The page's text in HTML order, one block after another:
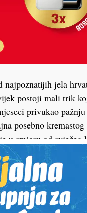
jela
postoji mali trik
privukao
posebno
u smjesu od
postao nježniji,
se dodaju jaja,
Neki kuhari
sira, a da